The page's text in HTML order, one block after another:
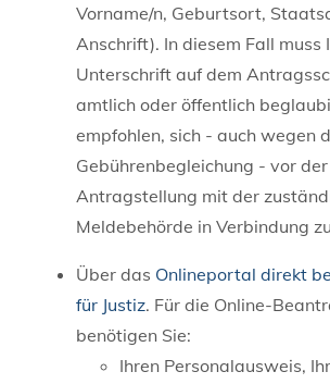
Vorname/n, Geburtsort,
Anschrift). In diesem Fall muss
Unterschrift auf dem
amtlich oder öffentlich
empfohlen, sich - auch wegen
Gebührenbegleichung - vor
Antragstellung mit der
Meldebehörde in Verbindung
Über das Onlineportal direkt
für Justiz. Für die Online-
benötigen Sie:
Ihren Personalausweis,